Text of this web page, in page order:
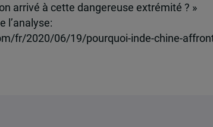
arrivé à cette dangereuse extrémité ? »
l’analyse:
fr/2020/06/19/pourquoi-inde-chine-